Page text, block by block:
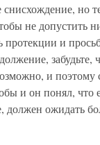
но
не допустить
протекции и
и поэтому
и он понял, что
ожидать